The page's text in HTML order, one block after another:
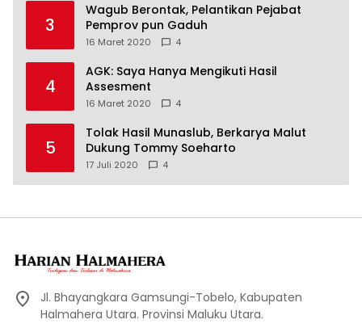
3
Wagub Berontak, Pelantikan Pejabat
Pemprov pun Gaduh
16 Maret 2020 4
4
AGK: Saya Hanya Mengikuti Hasil
Assesment
16 Maret 2020 4
5
Tolak Hasil Munaslub, Berkarya Malut
Dukung Tommy Soeharto
17 Juli 2020 4
Jl. Bhayangkara Gamsungi-Tobelo, Kabupaten
Halmahera Utara. Provinsi Maluku Utara.